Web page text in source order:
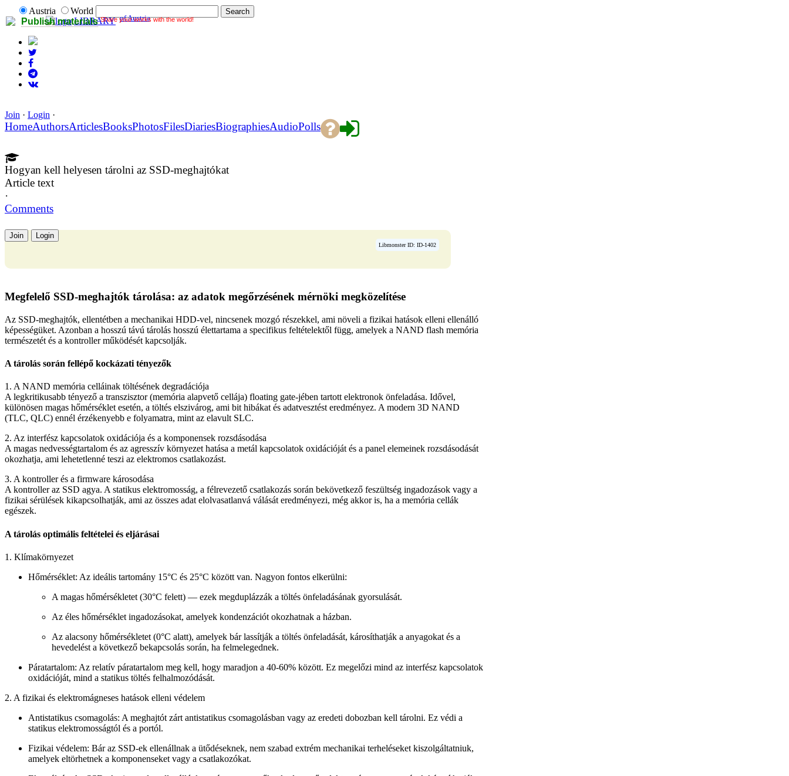
Publish materials Share your works with the world!
Austria
World
LIBRARY of Austria
Join · Login ·
HomeAuthorsArticlesBooksPhotosFilesDiariesBiographiesAudioPolls
Hogyan kell helyesen tárolni az SSD-meghajtókat
Article text
·
Comments
Join Login
Libmonster ID: ID-1402
Megfelelő SSD-meghajtók tárolása: az adatok megőrzésének mérnöki megközelítése
Az SSD-meghajtók, ellentétben a mechanikai HDD-vel, nincsenek mozgó részekkel, ami növeli a fizikai hatások elleni ellenálló
képességüket. Azonban a hosszú távú tárolás hosszú élettartama a specifikus feltételektől függ, amelyek a NAND flash memória
természetét és a kontroller működését kapcsolják.
A tárolás során fellépő kockázati tényezők
1. A NAND memória celláinak töltésének degradációja
A legkritikusabb tényező a transzisztor (memória alapvető cellája) floating gate-jében tartott elektronok önfeladása. Idővel,
különösen magas hőmérséklet esetén, a töltés elszivárog, ami bit hibákat és adatvesztést eredményez. A modern 3D NAND
(TLC, QLC) ennél érzékenyebb e folyamatra, mint az elavult SLC.
2. Az interfész kapcsolatok oxidációja és a komponensek rozsdásodása
A magas nedvességtartalom és az agresszív környezet hatása a metál kapcsolatok oxidációját és a panel elemeinek rozsdásodását
okozhatja, ami lehetetlenné teszi az elektromos csatlakozást.
3. A kontroller és a firmware károsodása
A kontroller az SSD agya. A statikus elektromosság, a félrevezető csatlakozás során bekövetkező feszültség ingadozások vagy a
fizikai sérülések kikapcsolhatják, ami az összes adat elolvasatlanvá válását eredményezi, még akkor is, ha a memória cellák
egészek.
A tárolás optimális feltételei és eljárásai
1. Klímakörnyezet
Hőmérséklet: Az ideális tartomány 15°C és 25°C között van. Nagyon fontos elkerülni:
A magas hőmérsékletet (30°C felett) — ezek megduplázzák a töltés önfeladásának gyorsulását.
Az éles hőmérséklet ingadozásokat, amelyek kondenzációt okozhatnak a házban.
Az alacsony hőmérsékletet (0°C alatt), amelyek bár lassítják a töltés önfeladását, károsíthatják a anyagokat és a
hevedelést a következő bekapcsolás során, ha felmelegednek.
Páratartalom: Az relatív páratartalom meg kell, hogy maradjon a 40-60% között. Ez megelőzi mind az interfész kapcsolatok
oxidációját, mind a statikus töltés felhalmozódását.
2. A fizikai és elektromágneses hatások elleni védelem
Antistatikus csomagolás: A meghajtót zárt antistatikus csomagolásban vagy az eredeti dobozban kell tárolni. Ez védi a
statikus elektromosságtól és a portól.
Fizikai védelem: Bár az SSD-ek ellenállnak a ütődéseknek, nem szabad extrém mechanikai terheléseket kiszolgáltatniuk,
amelyek eltörhetnek a komponenseket vagy a csatlakozókat.